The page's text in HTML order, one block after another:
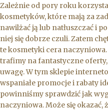
Zależnie od pory roku
kosmetyków, które mają za
nawilżać ją lub natłuszczać i
niej się dobrze czuli. Zatem
te kosmetyki cera
trafimy na fantastyczne
uwagę. W tym sklepie
wspaniałe promocje i rabaty
powinniśmy sprawdzić jak
naczyniowa. Może się okazać,